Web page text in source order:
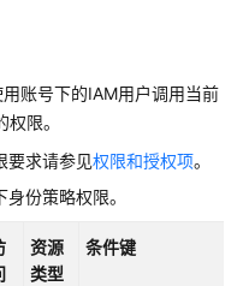
账号下的IAM用户调用当前
限。
要求请参见权限和授权项。
份策略权限。
资源
类型
条件键